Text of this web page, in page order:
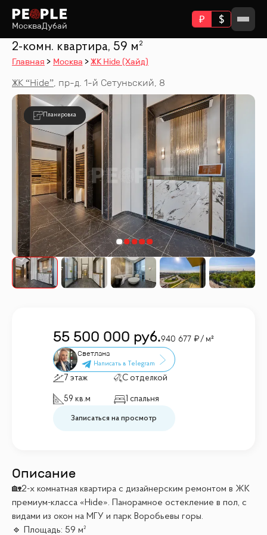
МоскваДубай
2-комн. квартира, 59 м²
Главная Москва ЖК Hide (Хайд)
ЖК “Hide”, пр-д. 1-й Сетуньский, 8
Планировка
55 500 000 руб.940 677 / м²
Светлана
7 этаж С отделкой
59 кв.м 1 спальня
Записаться на просмотр
Описание
🏡2-х комнатная квартира с дизайнерским ремонтом в ЖК
премиум-класса «Hide». Панорамное остекление в пол, с
видами из окон на МГУ и парк Воробьевы горы.
🔹 Площадь: 59 м²